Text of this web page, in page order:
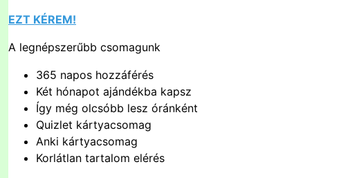
EZT KÉREM!
A legnépszerűbb csomagunk
365 napos hozzáférés
Két hónapot ajándékba kapsz
Így még olcsóbb lesz óránként
Quizlet kártyacsomag
Anki kártyacsomag
Korlátlan tartalom elérés